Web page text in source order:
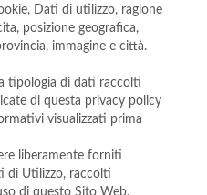
Dati di utilizzo, ragione
posizione geografica,
immagine e città.
tipologia di dati raccolti
di questa privacy policy
visualizzati prima
liberamente forniti
di Utilizzo, raccolti